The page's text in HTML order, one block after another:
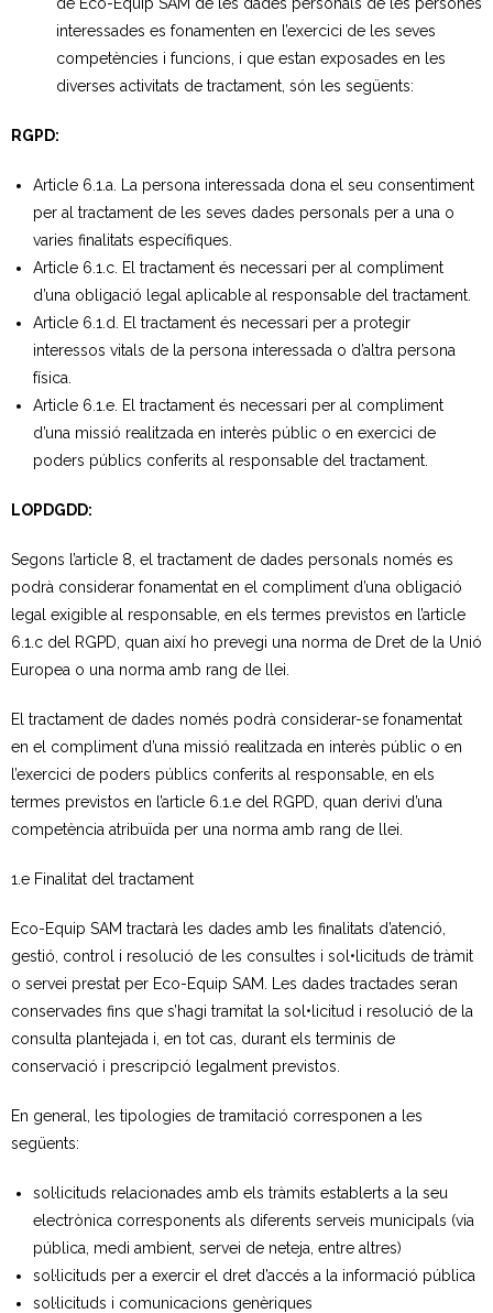
interessades es fonamenten en l’exercici de les seves
competències i funcions, i que estan exposades en les
diverses activitats de tractament, són les següents:
RGPD:
Article 6.1.a. La persona interessada dona el seu consentiment
per al tractament de les seves dades personals per a una o
varies finalitats específiques.
Article 6.1.c. El tractament és necessari per al compliment
d’una obligació legal aplicable al responsable del tractament.
Article 6.1.d. El tractament és necessari per a protegir
interessos vitals de la persona interessada o d’altra persona
física.
Article 6.1.e. El tractament és necessari per al compliment
d’una missió realitzada en interès públic o en exercici de
poders públics conferits al responsable del tractament.
LOPDGDD:
Segons l’article 8, el tractament de dades personals només es
podrà considerar fonamentat en el compliment d’una obligació
legal exigible al responsable, en els termes previstos en l’article
6.1.c del RGPD, quan així ho prevegi una norma de Dret de la Unió
Europea o una norma amb rang de llei.
El tractament de dades només podrà considerar-se fonamentat
en el compliment d’una missió realitzada en interès públic o en
l’exercici de poders públics conferits al responsable, en els
termes previstos en l’article 6.1.e del RGPD, quan derivi d’una
competència atribuïda per una norma amb rang de llei.
1.e Finalitat del tractament
Eco-Equip SAM tractarà les dades amb les finalitats d’atenció,
gestió, control i resolució de les consultes i sol•licituds de tràmit
o servei prestat per Eco-Equip SAM. Les dades tractades seran
conservades fins que s’hagi tramitat la sol•licitud i resolució de la
consulta plantejada i, en tot cas, durant els terminis de
conservació i prescripció legalment previstos.
En general, les tipologies de tramitació corresponen a les
següents:
sol·licituds relacionades amb els tràmits establerts a la seu
electrònica corresponents als diferents serveis municipals (via
pública, medi ambient, servei de neteja, entre altres)
sol·licituds per a exercir el dret d’accés a la informació pública
sol·licituds i comunicacions genèriques